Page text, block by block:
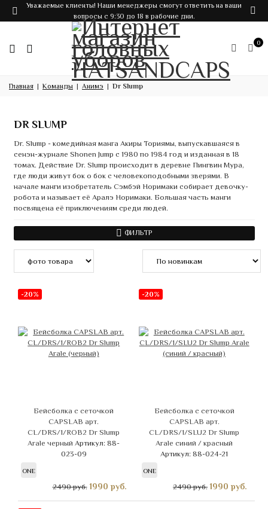
Уважаемые клиенты! Наши менеджеры смогут ответить на ваши
вопросы с 9:30 до 18 в рабочие дни.
0
Главная Команды Анимэ Dr Slump
DR SLUMP
Dr. Slump - комедийная манга Акиры Ториямы, выпускавшаяся в
сенэн-журнале Shonen Jump с 1980 по 1984 год и изданная в 18
томах. Действие Dr. Slump происходит в деревне Пингвин Мура,
где люди живут бок о бок с человекоподобными зверями. В
начале манги изобретатель Сэмбэй Норимаки собирает девочку-
робота и называет её Аралэ Норимаки. Большая часть манги
посвящена её приключениям среди людей.
ФИЛЬТР
-20%
Бейсболка с сеточкой
CAPSLAB арт.
CL/DRS/1/ROB2 Dr Slump
Arale черныйАртикул: 88-
023-09
ONE
2490 руб. 1990 руб.
-20%
Бейсболка с сеточкой
CAPSLAB арт.
CL/DRS/1/SLU2 Dr Slump
Arale синий / красный
Артикул: 88-024-21
ONE
2490 руб. 1990 руб.